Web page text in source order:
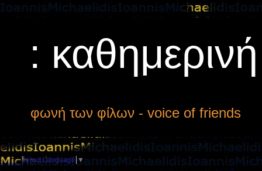
:
φωνή των φίλων - voice of friends
Select Language ▼